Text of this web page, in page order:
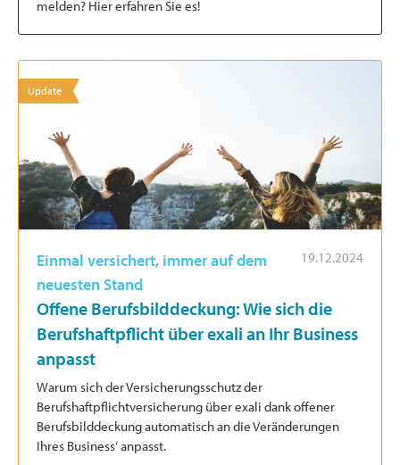
melden? Hier erfahren Sie es!
Update
19.12.2024
Einmal versichert, immer auf dem
neuesten Stand
Offene Berufsbilddeckung: Wie sich die
Berufshaftpflicht über exali an Ihr Business
anpasst
Warum sich der Versicherungsschutz der
Berufshaftpflichtversicherung über exali dank offener
Berufsbilddeckung automatisch an die Veränderungen
Ihres Business‘ anpasst.